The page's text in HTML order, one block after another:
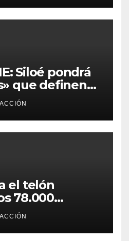
Siloé pondrá
que definen
en la séptima
el telón
78.000
y ya encara su
2027